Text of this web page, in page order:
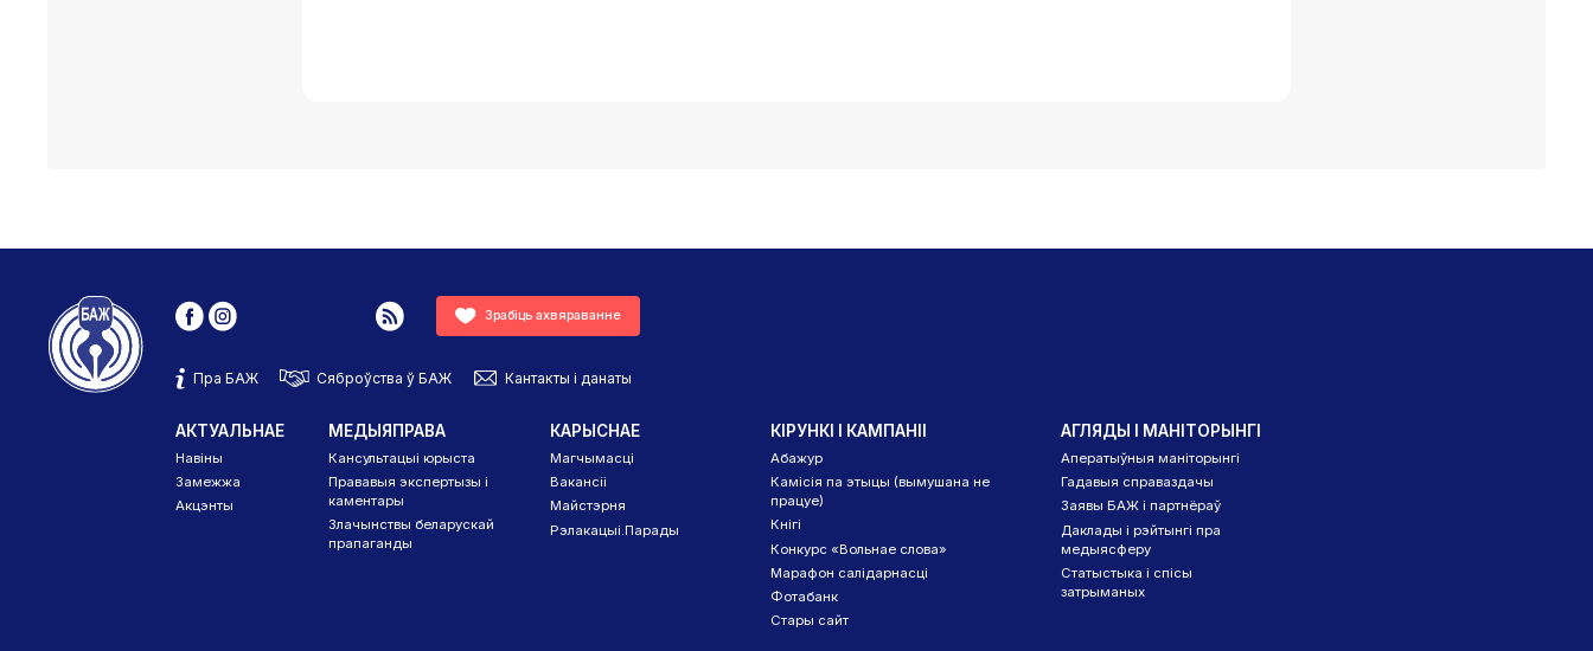
Зрабіць ахвяраванне
Пра БАЖ Сяброўства ў БАЖ Кантакты і данаты
АКТУАЛЬНАЕ
Навіны
Замежжа
Акцэнты
МЕДЫЯПРАВА
Кансультацыі юрыста
Прававыя экспертызы і
каментары
Злачынствы беларускай
прапаганды
КАРЫСНАЕ
Магчымасці
Вакансіі
Майстэрня
Рэлакацыі.Парады
КІРУНКІ І КАМПАНІІ
Абажур
Камісія па этыцы (вымушана не
працуе)
Кнігі
Конкурс «Вольнае слова»
Марафон салідарнасці
Фотабанк
Стары сайт
АГЛЯДЫ І МАНІТОРЫНГІ
Аператыўныя маніторынгі
Гадавыя справаздачы
Заявы БАЖ і партнёраў
Даклады і рэйтынгі пра
медыясферу
Статыстыка і спісы
затрыманых